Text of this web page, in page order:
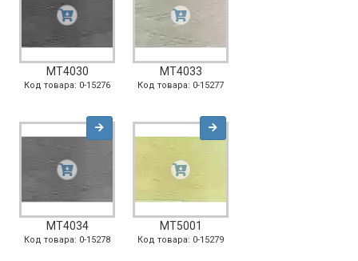
MT4030
Код товара: 0-15276
MT4033
Код товара: 0-15277
MT4034
Код товара: 0-15278
MT5001
Код товара: 0-15279